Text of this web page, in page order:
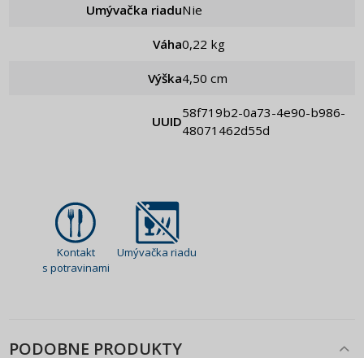
Umývačka riadu Nie
Váha 0,22 kg
Výška 4,50 cm
UUID
58f719b2-0a73-4e90-b986-
48071462d55d
Kontakt
s potravinami
Umývačka riadu
PODOBNE PRODUKTY